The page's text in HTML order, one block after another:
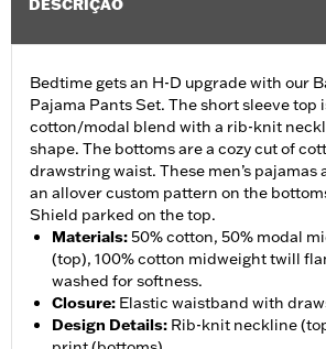
DESCRIÇÃO
Bedtime gets an H-D upgrade with our
Pajama Pants Set. The short sleeve top
cotton/modal blend with a rib-knit
shape. The bottoms are a cozy cut of
drawstring waist. These men’s
an allover custom pattern on the
Shield parked on the top.
Materials:50% cotton, 50% modal
(top), 100% cotton midweight twill
washed for softness.
Closure: Elastic waistband with
Design Details: Rib-knit neckline